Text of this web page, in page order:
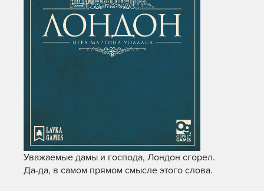
Уважаемые дамы и господа, Лондон сгорел.
Да-да, в самом прямом смысле этого слова.